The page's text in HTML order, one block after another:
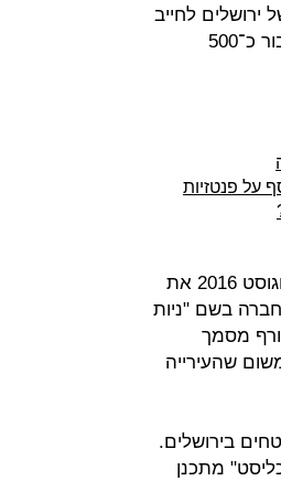
ירושלים לחייב
את העירייה לתת לה מסמך המעיד כי היא אינה חייבת לה כספים עבור כ־500
על פנטזיות
בעתירה, שהגיעה לידי "כלכליסט", חושפת הפטריארכיה כי מכרה באוגוסט 2016 את
חברה בשם "ניות
מסמך
משום שהעירייה
בירושלים.
מתכנן